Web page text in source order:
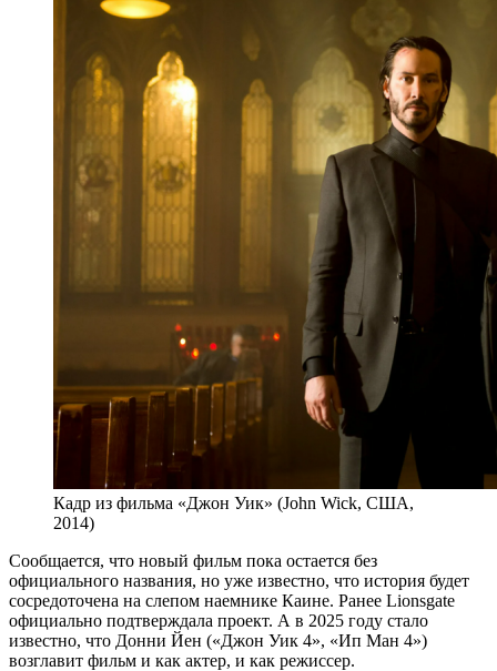
Кадр из фильма «Джон Уик» (John Wick, США,
2014)
Сообщается, что новый фильм пока остается без
официального названия, но уже известно, что история будет
сосредоточена на слепом наемнике Каине. Ранее Lionsgate
официально подтверждала проект. А в 2025 году стало
известно, что Донни Йен («Джон Уик 4», «Ип Ман 4»)
возглавит фильм и как актер, и как режиссер.